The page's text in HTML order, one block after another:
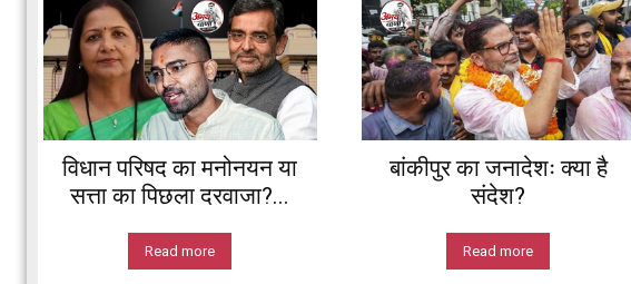
विधान परिषद का मनोनयन या
सत्ता का पिछला दरवाजा?...
Read more
बांकीपुर का जनादेशः क्या है
संदेश?
Read more